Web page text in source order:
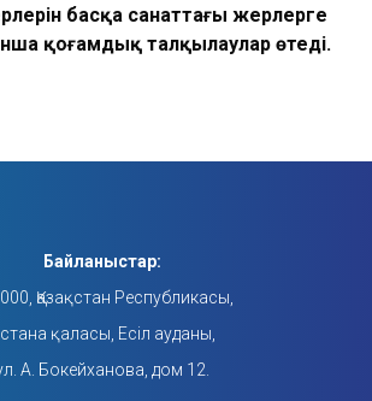
басқа санаттағы жерлерге
қоғамдық талқылаулар өтеді.
Байланыстар:
Қазақстан Республикасы,
қаласы, Есіл ауданы,
А. Бокейханова, дом 12.